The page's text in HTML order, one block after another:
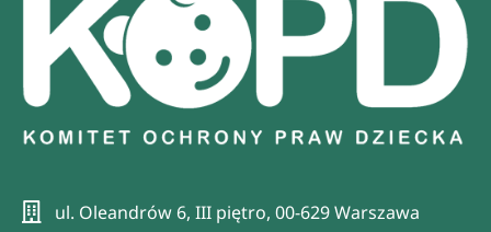
ul. Oleandrów 6, III piętro, 00-629 Warszawa